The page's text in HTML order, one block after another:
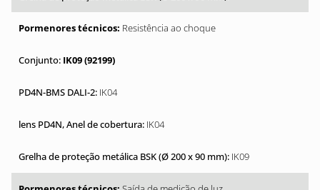
Resistência ao choque
IK09 (92199)
IK04
IK04
IK09